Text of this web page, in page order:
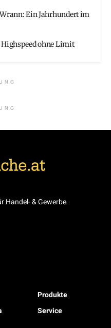
Ein Jahrhundert im
ohne Limit
Handel- & Gewerbe
Produkte
Service